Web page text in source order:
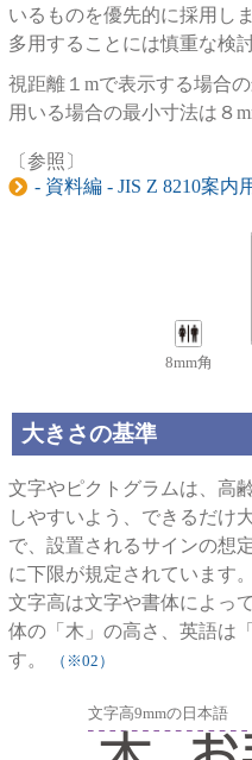
いるものを優先的に採用し
多用することには慎重な検
視距離１mで表示する場合
用いる場合の最小寸法は８
〔参照〕
- 資料編 - JIS Z 8210案内
8mm角
大きさの基準
文字やピクトグラムは、高
しやすいよう、できるだけ
で、設置されるサインの想
に下限が規定されています。
文字高は文字や書体によっ
体の「木」の高さ、英語は
す。
（※02）
文字高9mmの日本語